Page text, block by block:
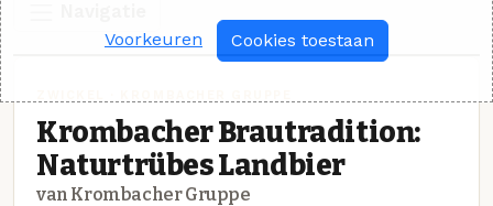
Krombacher Brautradition:
Naturtrübes Landbier
van Krombacher Gruppe
Voorkeuren Cookies toestaan